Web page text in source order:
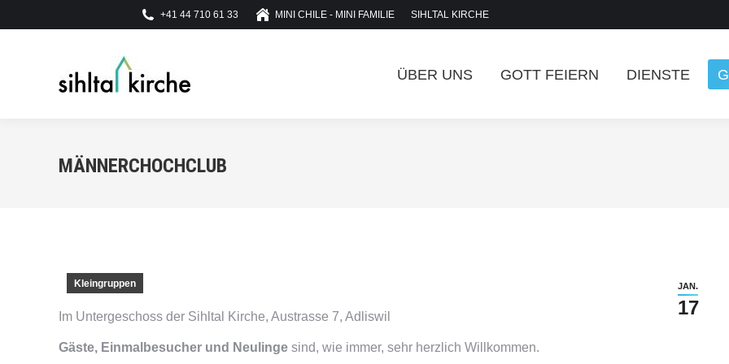
+41 44 710 61 33 MINI CHILE - MINI FAMILIE SIHLTAL KIRCHE
ÜBER UNS GOTT FEIERN DIENSTE
MÄNNERCHOCHCLUB
JAN.
17
Kleingruppen
Im Untergeschoss der Sihltal Kirche, Austrasse 7, Adliswil
Gäste, Einmalbesucher und Neulinge sind, wie immer, sehr herzlich Willkommen.
ÜBER UNS GOTT FEIERN DIENSTE